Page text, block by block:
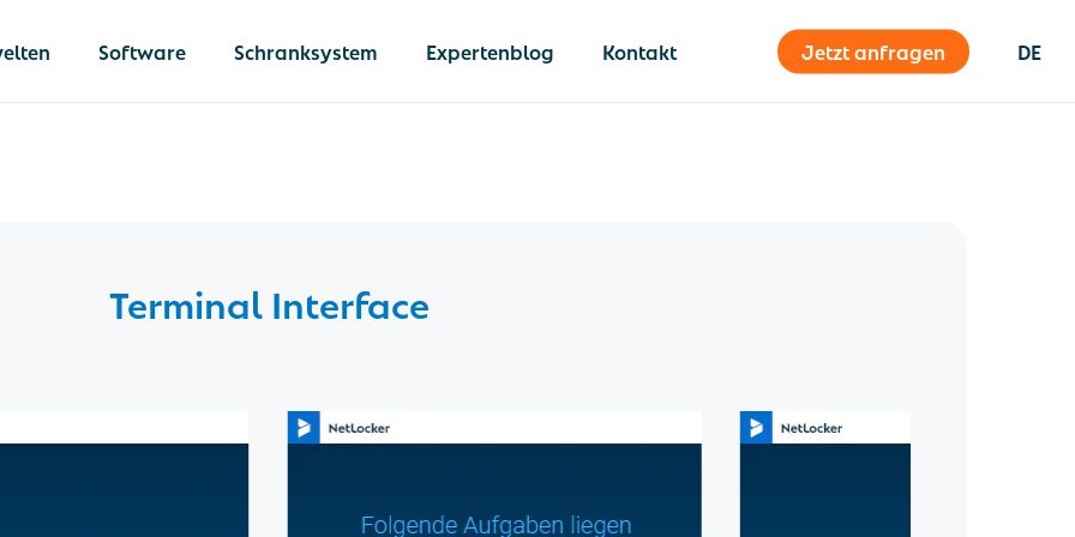
Ausrüstung
Netlocker
Logistik
Sendungshistorie/ Track &
Software Schranksystem Expertenblog Kontakt Jetzt anfragen DE
Terminal Interface